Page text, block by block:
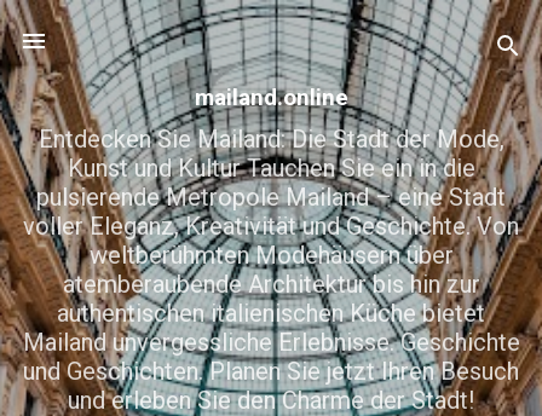
Direkt zum Hauptbereich
mailand.online
Entdecken Sie Mailand: Die Stadt der Mode,
Kunst und Kultur Tauchen Sie ein in die
pulsierende Metropole Mailand – eine Stadt
voller Eleganz, Kreativität und Geschichte. Von
weltberühmten Modehäusern über
atemberaubende Architektur bis hin zur
authentischen italienischen Küche bietet
Mailand unvergessliche Erlebnisse. Geschichte
und Geschichten. Planen Sie jetzt Ihren Besuch
und erleben Sie den Charme der Stadt!